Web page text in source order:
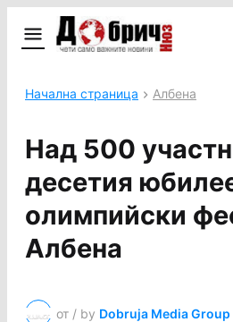
Начална страница Албена
Над 500
десетия
олимпийски
Албена
от / by Dobruja Media Group